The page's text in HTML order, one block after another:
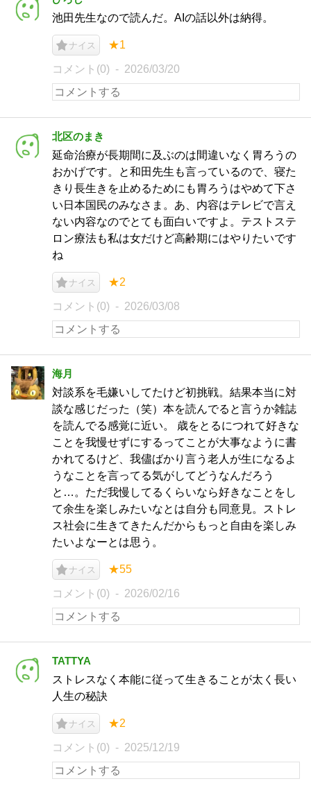
池田先生なので読んだ。AIの話以外は納得。
ナイス ★1
コメント(0) 2026/03/20
北区のまき
延命治療が長期間に及ぶのは間違いなく胃ろうの
おかげです。と和田先生も言っているので、寝た
きり長生きを止めるためにも胃ろうはやめて下さ
い日本国民のみなさま。あ、内容はテレビで言え
ない内容なのでとても面白いですよ。テストステ
ロン療法も私は女だけど高齢期にはやりたいです
ね
ナイス ★2
コメント(0) 2026/03/08
海月
対談系を毛嫌いしてたけど初挑戦。結果本当に対
談な感じだった（笑）本を読んでると言うか雑誌
を読んでる感覚に近い。 歳をとるにつれて好きな
ことを我慢せずにするってことが大事なように書
かれてるけど、我儘ばかり言う老人が生になるよ
うなことを言ってる気がしてどうなんだろう
と…。ただ我慢してるくらいなら好きなことをし
て余生を楽しみたいなとは自分も同意見。ストレ
ス社会に生きてきたんだからもっと自由を楽しみ
たいよなーとは思う。
ナイス ★55
コメント(0) 2026/02/16
TATTYA
ストレスなく本能に従って生きることが太く長い
人生の秘訣
ナイス ★2
コメント(0) 2025/12/19